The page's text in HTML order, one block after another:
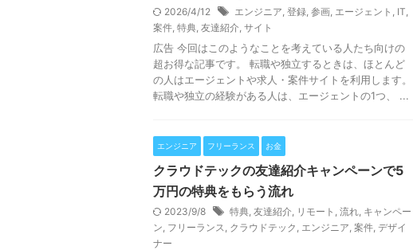
2026/4/12 エンジニア, 登録, 参画, エージェント , IT,
案件, 特典, 友達紹介, サイト
広告 今回はこのようなことを考えている人たち向けの
超お得な記事です。 転職や独立するときは、ほとんど
の人はエージェントや求人・案件サイトを利用します。
転職や独立の経験がある人は、エージェントの1つ、 ...
エンジニア フリーランス お金
クラウドテックの友達紹介キャンペーンで5
万円の特典をもらう流れ
2023/9/8 特典, 友達紹介, リモート , 流れ, キャンペー
ン, フリーランス, クラウドテック , エンジニア, 案件, デザイ
ナー